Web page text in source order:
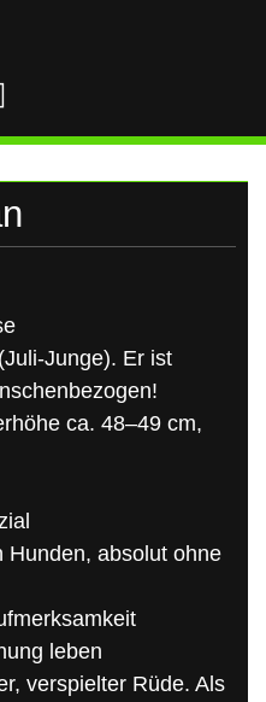
Junge). Er ist
ca. 48–49 cm,
absolut ohne
leben
verspielter Rüde. Als